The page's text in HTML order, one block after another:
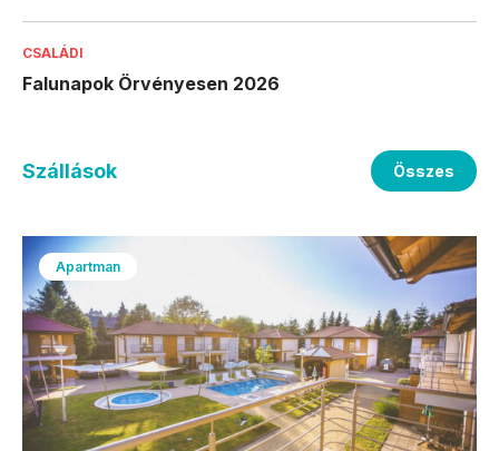
CSALÁDI
Falunapok Örvényesen 2026
Szállások Összes
Apartman